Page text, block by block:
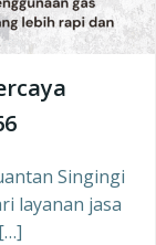
Singingi
layanan jasa